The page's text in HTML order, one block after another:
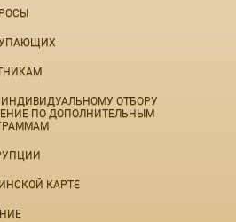
ОТБОРУ
ПО ДОПОЛНИТЕЛЬНЫМ
КАРТЕ